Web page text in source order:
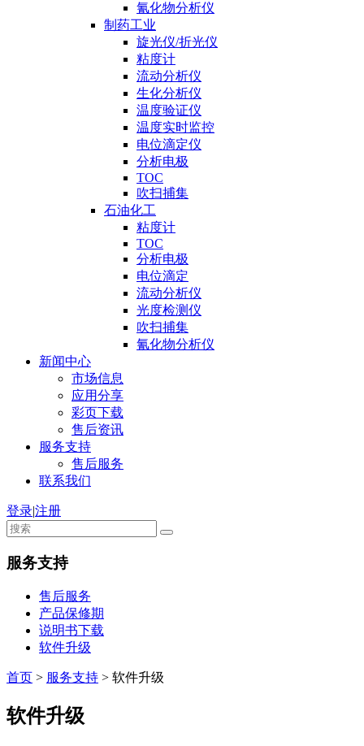
氰化物分析仪
制药工业
旋光仪/折光仪
粘度计
流动分析仪
生化分析仪
温度验证仪
温度实时监控
电位滴定仪
分析电极
TOC
吹扫捕集
石油化工
粘度计
TOC
分析电极
电位滴定
流动分析仪
光度检测仪
吹扫捕集
氰化物分析仪
新闻中心
市场信息
应用分享
彩页下载
售后资讯
服务支持
售后服务
联系我们
登录|注册
服务支持
售后服务
产品保修期
说明书下载
软件升级
首页 > 服务支持 > 软件升级
软件升级